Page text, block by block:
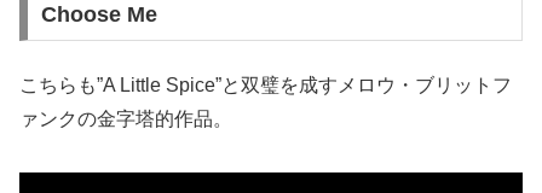
Choose Me
こちらも”A Little Spice”と双璧を成すメロウ・ブリットフ
ァンクの金字塔的作品。